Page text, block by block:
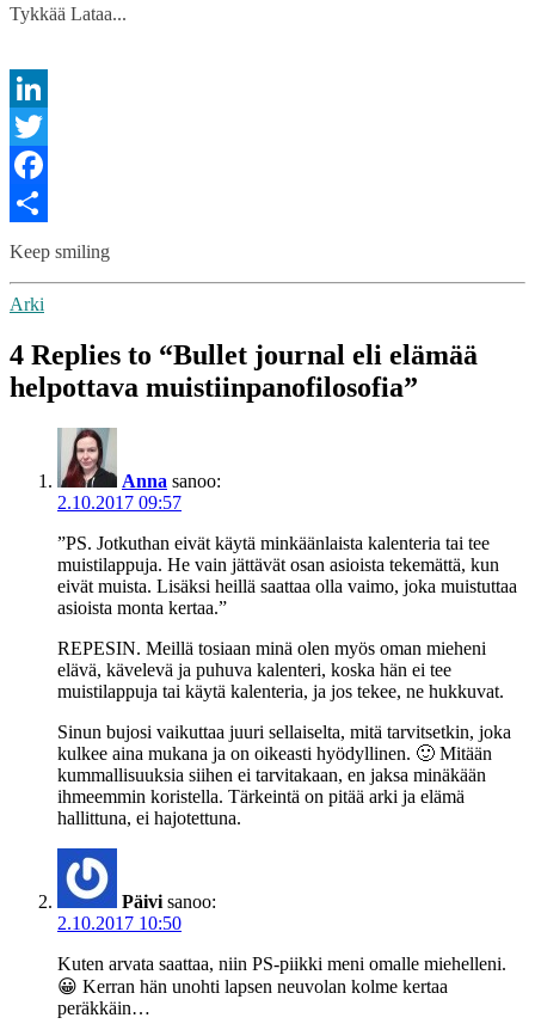
Tykkää Lataa...
LinkedIn
Twitter
Facebook
Share
Keep smiling
Arki
4 Replies to “Bullet journal eli elämää
helpottava muistiinpanofilosofia”
Anna sanoo:
2.10.2017 09:57
”PS. Jotkuthan eivät käytä minkäänlaista kalenteria tai tee
muistilappuja. He vain jättävät osan asioista tekemättä, kun
eivät muista. Lisäksi heillä saattaa olla vaimo, joka muistuttaa
asioista monta kertaa.”
REPESIN. Meillä tosiaan minä olen myös oman mieheni
elävä, kävelevä ja puhuva kalenteri, koska hän ei tee
muistilappuja tai käytä kalenteria, ja jos tekee, ne hukkuvat.
Sinun bujosi vaikuttaa juuri sellaiselta, mitä tarvitsetkin, joka
kulkee aina mukana ja on oikeasti hyödyllinen. 🙂 Mitään
kummallisuuksia siihen ei tarvitakaan, en jaksa minäkään
ihmeemmin koristella. Tärkeintä on pitää arki ja elämä
hallittuna, ei hajotettuna.
Päivi sanoo:
2.10.2017 10:50
Kuten arvata saattaa, niin PS-piikki meni omalle miehelleni.
😀 Kerran hän unohti lapsen neuvolan kolme kertaa
peräkkäin…